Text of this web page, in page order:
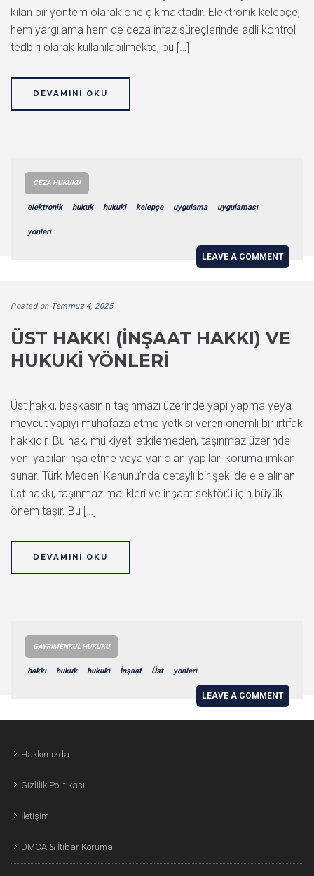
kılan bir yöntem olarak öne çıkmaktadır. Elektronik kelepçe,
hem yargılama hem de ceza infaz süreçlerinde adli kontrol
tedbiri olarak kullanılabilmekte, bu […]
DEVAMINI OKU
CEZA HUKUKU
elektronik hukuk hukuki kelepçe uygulama uygulaması
yönleri
LEAVE A COMMENT
Posted on Temmuz 4, 2025
ÜST HAKKI (İNŞAAT HAKKI) VE
HUKUKI YÖNLERI
Üst hakkı, başkasının taşınmazı üzerinde yapı yapma veya
mevcut yapıyı muhafaza etme yetkisi veren önemli bir irtifak
hakkıdır. Bu hak, mülkiyeti etkilemeden, taşınmaz üzerinde
yeni yapılar inşa etme veya var olan yapıları koruma imkanı
sunar. Türk Medeni Kanunu’nda detaylı bir şekilde ele alınan
üst hakkı, taşınmaz malikleri ve inşaat sektörü için büyük
önem taşır. Bu […]
DEVAMINI OKU
GAYRIMENKUL HUKUKU
hakkı hukuk hukuki İnşaat Üst yönleri
LEAVE A COMMENT
Hakkımızda
Gizlilik Politikası
İletişim
DMCA & İtibar Koruma